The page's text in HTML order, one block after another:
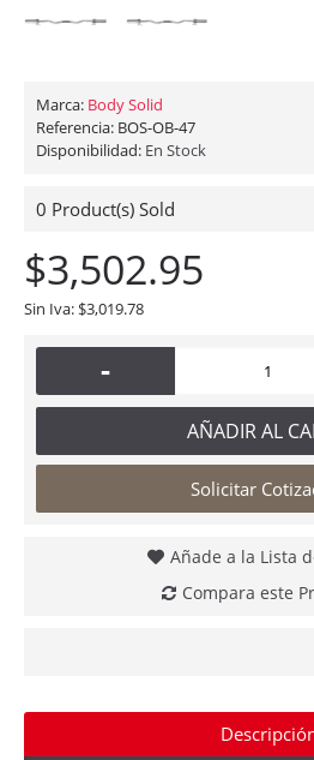
Marca: Body Solid
Referencia: BOS-OB-47
Disponibilidad: En Stock
0 Product(s) Sold
$3,502.95
Sin Iva: $3,019.78
-
AÑADIR AL
Solicitar
Añade a la Lista
Compara este